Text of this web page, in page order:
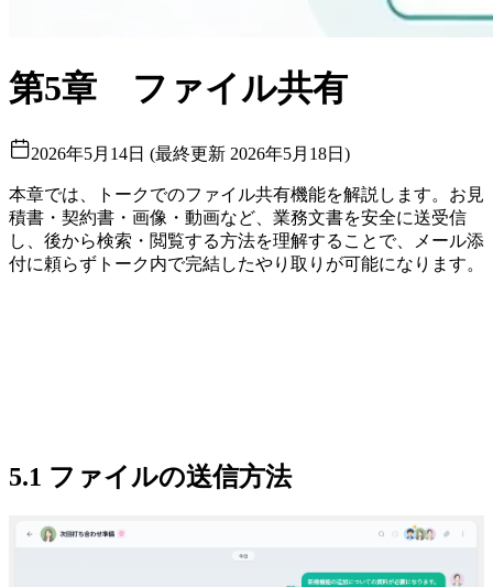
第5章 ファイル共有
2026年5月14日 (最終更新 2026年5月18日 )
本章では、トークでのファイル共有機能を解説します。お見
積書・契約書・画像・動画など、業務文書を安全に送受信
し、後から検索・閲覧する方法を理解することで、メール添
付に頼らずトーク内で完結したやり取りが可能になります。
5.1 ファイルの送信方法